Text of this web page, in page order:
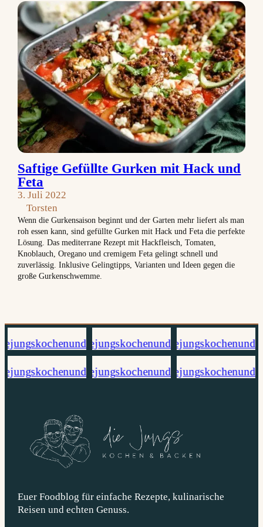
Saftige Gefüllte Gurken mit Hack und
Feta
3. Juli 2022
Torsten
Wenn die Gurkensaison beginnt und der Garten mehr liefert als man
roh essen kann, sind gefüllte Gurken mit Hack und Feta die perfekte
Lösung. Das mediterrane Rezept mit Hackfleisch, Tomaten,
Knoblauch, Oregano und cremigem Feta gelingt schnell und
zuverlässig. Inklusive Gelingtipps, Varianten und Ideen gegen die
große Gurkenschwemme.
Euer Foodblog für einfache Rezepte, kulinarische
Reisen und echten Genuss.